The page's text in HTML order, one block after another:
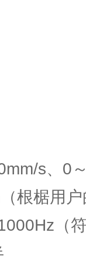
s、0
根椐用
（